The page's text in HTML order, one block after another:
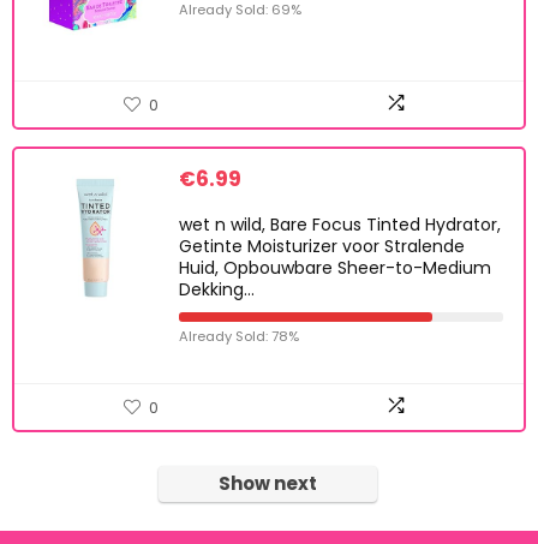
Already Sold: 69%
0
€6.99
wet n wild, Bare Focus Tinted Hydrator,
Getinte Moisturizer voor Stralende
Huid, Opbouwbare Sheer-to-Medium
Dekking…
Already Sold: 78%
0
Show next